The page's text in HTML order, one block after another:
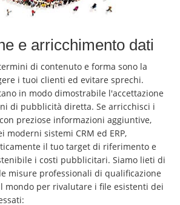
e arricchimento dati
di contenuto e forma sono la
i tuoi clienti ed evitare sprechi.
in modo dimostrabile l'accettazione
di pubblicità diretta. Se arricchisci i
preziose informazioni aggiuntive,
moderni sistemi CRM ed ERP,
il tuo target di riferimento e
i costi pubblicitari. Siamo lieti di
misure professionali di qualificazione
per rivalutare i file esistenti dei